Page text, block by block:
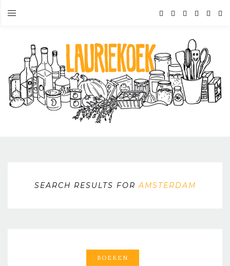
SEARCH RESULTS FORAMSTERDAM
BOEKEN